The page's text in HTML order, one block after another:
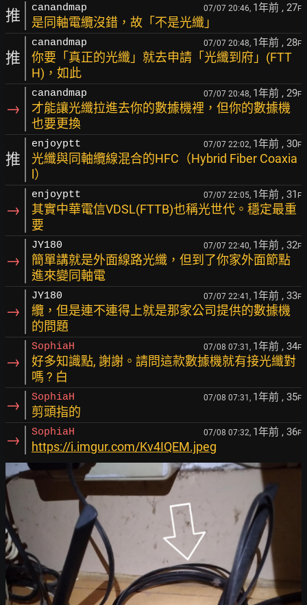
推 canandmap 07/07 20:46, 1年前 , 27F
是同軸電纜沒錯，故「不是光纖」
推
canandmap 07/07 20:48, 1年前 , 28F
你要「真正的光纖」就去申請「光纖到府」(FTT
H)，如此
→
canandmap 07/07 20:48, 1年前 , 29F
才能讓光纖拉進去你的數據機裡，但你的數據機
也要更換
推
enjoyptt 07/07 22:02, 1年前 , 30F
光纖與同軸纜線混合的HFC（Hybrid Fiber Coaxia
l）
→
enjoyptt 07/07 22:05, 1年前 , 31 F
其實中華電信VDSL(FTTB)也稱光世代。穩定最重
要
→
JY180 07/07 22:40, 1年前 , 32F
簡單講就是外面線路光纖，但到了你家外面節點
進來變同軸電
→
JY180 07/07 22:41, 1年前 , 33F
纜，但是連不連得上就是那家公司提供的數據機
的問題
→
SophiaH 07/08 07:31, 1年前 , 34F
好多知識點, 謝謝。請問這款數據機就有接光纖對
嗎 ? 白
→ SophiaH 07/08 07:31, 1年前 , 35F
剪頭指的
→ SophiaH 07/08 07:32, 1年前 , 36F
https://i.imgur.com/Kv4IQEM.jpeg